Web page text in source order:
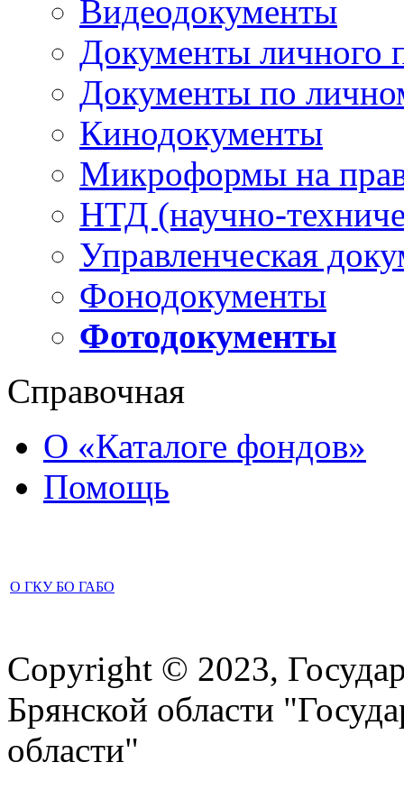
Видеодокументы
Документы личного
Документы по
Кинодокументы
Микроформы на
НТД (научно-
Управленческая
Фонодокументы
Фотодокументы
Справочная
О «Каталоге фондов»
Помощь
О ГКУ БО ГАБО
Copyright © 2023,
Брянской области
области"